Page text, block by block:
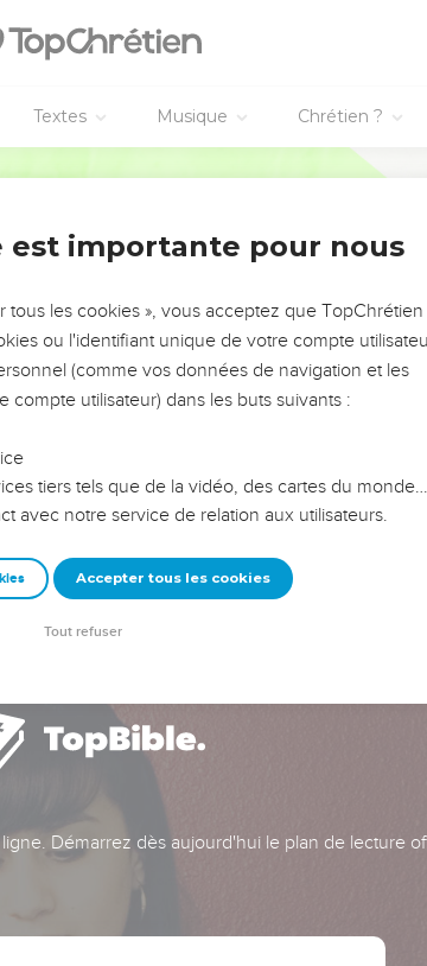
Textes Musique Chrétien ?
!
leur vision. Mais on voit
même que ce sont
sur les erreurs
afin que leurs erreurs
groupe ou une famille,
Démarrez dès aujourd'hui le plan de lecture
est importante pour nous
tous les cookies », vous acceptez que TopChrétien
ou l'identifiant unique de votre compte
(comme vos données de navigation et les
compte utilisateur) dans les buts suivants :
tiers tels que de la vidéo, des cartes du monde…
avec notre service de relation aux utilisateurs.
Accepter tous les cookies
Tout refuser